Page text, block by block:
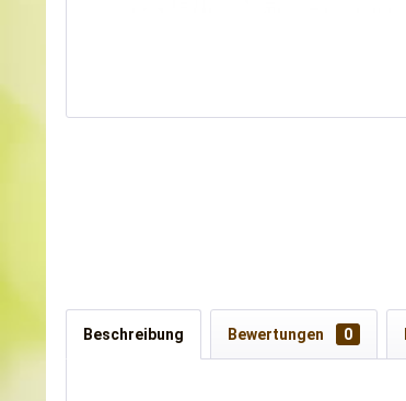
Beschreibung Bewertungen 0